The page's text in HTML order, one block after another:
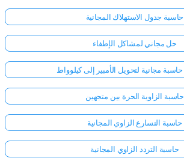
حاسبة جدول الاستهلاك المجانية
حل مجاني لمشاكل الإطفاء
حاسبة الزاوية الحرة بين متجهين
حاسبة التسارع الزاوي المجانية
حاسبة التردد الزاوي المجانية